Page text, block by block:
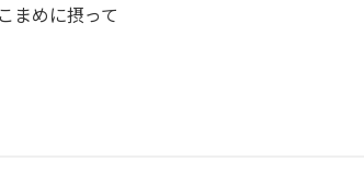
まめに摂って